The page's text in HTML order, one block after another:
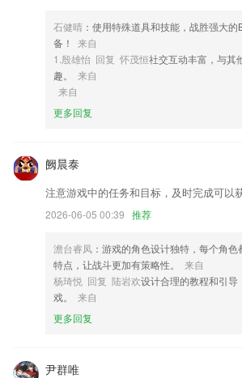
5,【古诗古韵 国学熏陶】像必背古诗词、唐诗、
宝宝们要掌握的知识哦！
6,推荐赚钱，推荐他来学车，现金奖励拿万元
百变抢庄牛牛登录软件优势
2.提供智能AI英语口语陪练，让学习过程充满惊喜
3.记录孩子每次的学习记录，更有勋章奖励，激励
4.全新设计：极易操作，美观流畅
6.详细记录自己阅读状况，阅读时间、阅读类型
阅读偏好，轻松回溯自己过往的阅读状况；
百变抢庄牛牛登录更新了什么?
优化 章节历史版本支持长按自由复制
修复内部错误，增强软件稳定性
石健晴 ：使用特殊道具和技能，战胜强大
备！
来自
1.殷雄怡 回复 怀茂恒社交互动丰富，与其
趣。
来自
来自
更多回复
阙晨泰
注意游戏中的任务和目标，及时完成可以
2026-06-05 00:39 推荐
澹台睿凤 ：游戏的角色设计独特，每个角
特点，让战斗更加有策略性。
来自
杨琦悦 回复 陆岩欢设计合理的教程和引
戏。
来自
更多回复
尹群唯